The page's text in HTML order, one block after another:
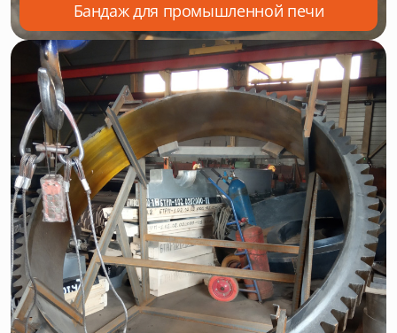
Бандаж для промышленной печи